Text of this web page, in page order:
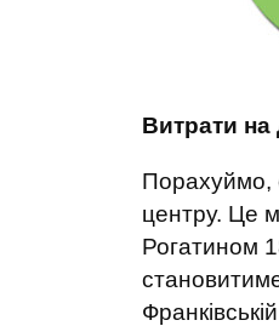
Витрати на
Порахуймо,
центру. Це
Рогатином